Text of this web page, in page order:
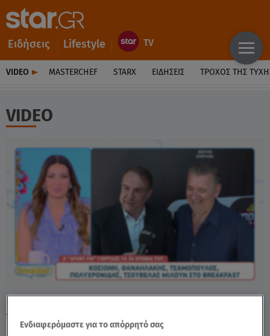
Ειδήσεις Lifestyle
VIDEO MASTERCHEF STARX ΕΙΔΉΣΕΙΣ ΤΡΟΧΌΣ ΤΗΣ
VIDEO
«Κι Εγώ θα Άφηνα Τον Γιώργο...» – Η Ατάκα
Του Τσαμόπουλου - Video
Ενδιαφερόμαστε για το απόρρητό σας